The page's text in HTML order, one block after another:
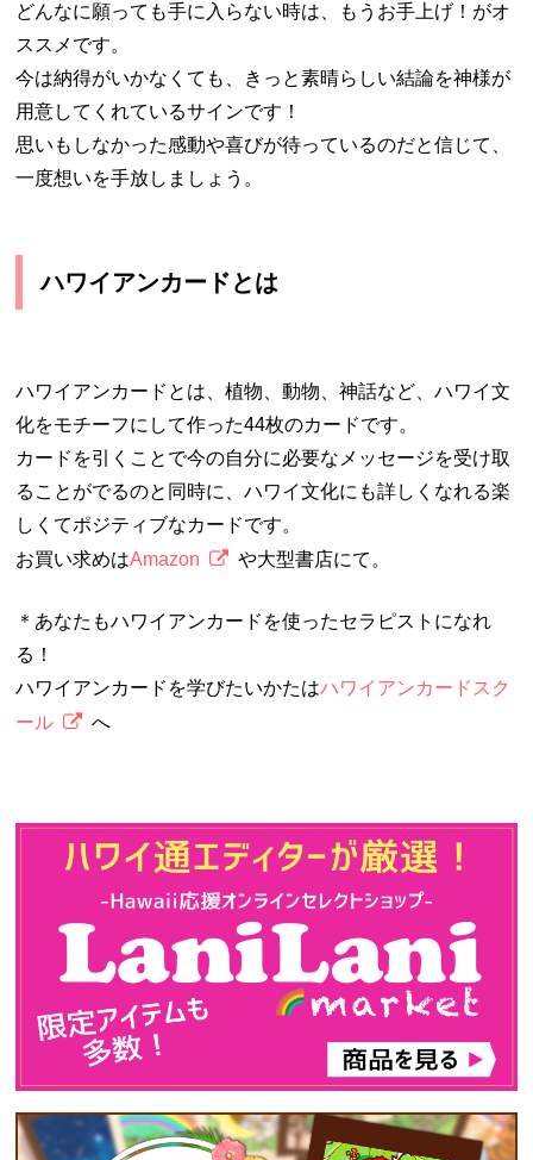
どんなに願っても手に入らない時は、もうお手上げ！がオ
ススメです。
今は納得がいかなくても、きっと素晴らしい結論を神様が
用意してくれているサインです！
思いもしなかった感動や喜びが待っているのだと信じて、
一度想いを手放しましょう。
ハワイアンカードとは
ハワイアンカードとは、植物、動物、神話など、ハワイ文
化をモチーフにして作った44枚のカードです。
カードを引くことで今の自分に必要なメッセージを受け取
ることがでるのと同時に、ハワイ文化にも詳しくなれる楽
しくてポジティブなカードです。
お買い求めはAmazon や大型書店にて。
＊あなたもハワイアンカードを使ったセラピストになれ
る！
ハワイアンカードを学びたいかたはハワイアンカードスク
ール
へ